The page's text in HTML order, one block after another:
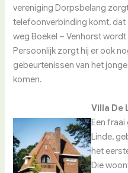
vereniging Dorpsbelang
telefoonverbinding komt,
weg Boekel – Venhorst
Persoonlijk zorgt hij er ook
gebeurtenissen van het
komen.
Villa De
Een
Linde,
het
Die